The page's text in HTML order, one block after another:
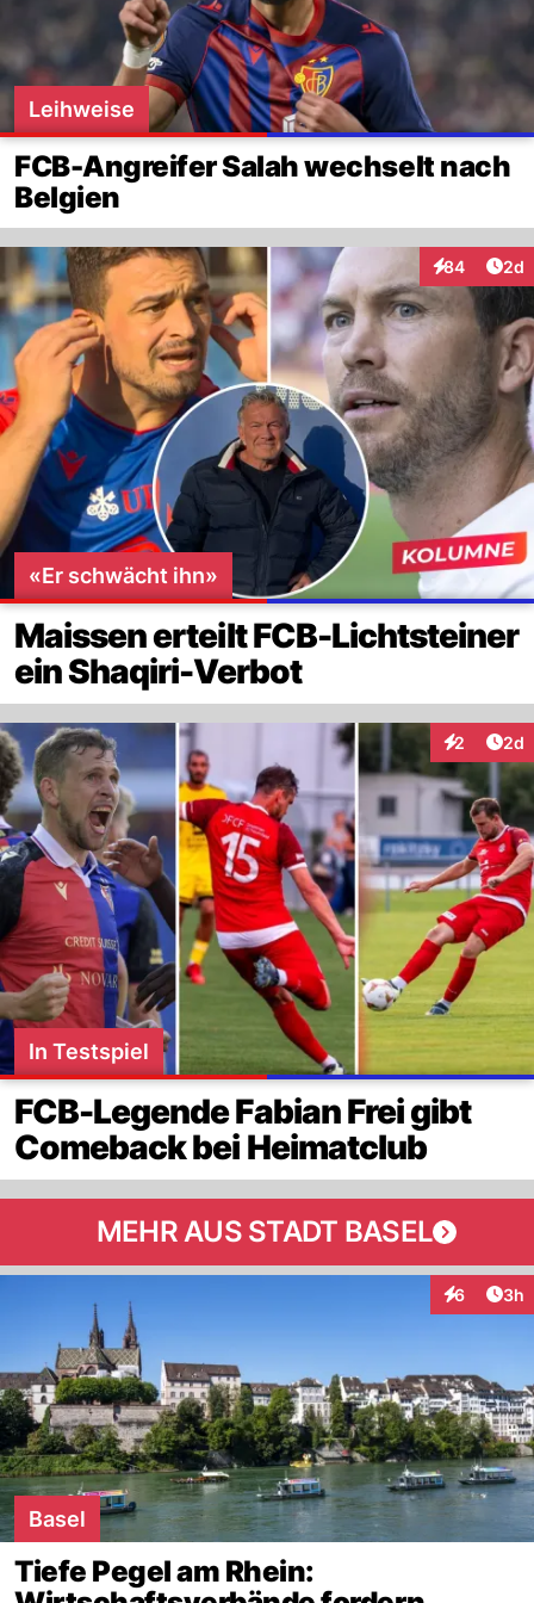
Leihweise
FCB-Angreifer Salah wechselt nach
Belgien
84
Interaktionen
2d
«Er schwächt ihn»
Maissen erteilt FCB-Lichtsteiner
ein Shaqiri-Verbot
2 2d
In Testspiel
FCB-Legende Fabian Frei gibt
Comeback bei Heimatclub
MEHR AUS STADT BASEL
6 3h
Basel
Tiefe Pegel am Rhein: